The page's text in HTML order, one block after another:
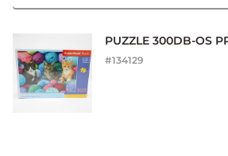
PUZZLE 300DB-OS
#134129